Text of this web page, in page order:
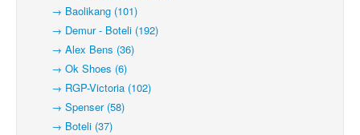
→ Baolikang (101)
→ Demur - Boteli (192)
→ Alex Bens (36)
→ Ok Shoes (6)
→ RGP-Victoria (102)
→ Spenser (58)
→ Boteli (37)